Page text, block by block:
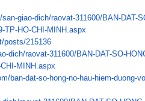
san-giao-dich/raovat-311600/BAN-DAT-
TP-HO-CHI-MINH.aspx
posts/215136
dich/raovat-311600/BAN-DAT-SO-
MINH.aspx
ban-dat-so-hong-no-hau-hiem-duong-